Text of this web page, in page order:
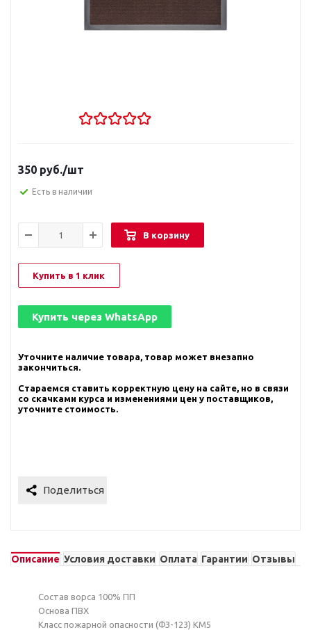
350 руб./шт
Есть в наличии
В корзину
Купить в 1 клик
Купить через WhatsApp
Уточните наличие товара, товар может внезапно
закончиться.
Стараемся ставить корректную цену на сайте, но в связи
со скачками курса и изменениями цен у поставщиков,
уточните стоимость.
Описание Условия доставки Оплата Гарантии Отзывы
Состав ворса 100% ПП
Основа ПВХ
Класс пожарной опасности (ФЗ-123) КМ5